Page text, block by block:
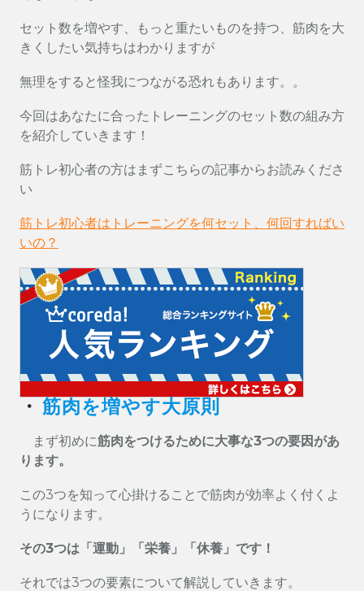
セット数を増やす、もっと重たいものを持つ、筋肉を大
きくしたい気持ちはわかりますが
無理をすると怪我につながる恐れもあります。。
今回はあなたに合ったトレーニングのセット数の組み方
を紹介していきます！
筋トレ初心者の方はまずこちらの記事からお読みくださ
い
筋トレ初心者はトレーニングを何セット、何回すればい
いの？
・ 筋肉を増やす大原則
まず初めに筋肉をつけるために大事な3つの要因があ
ります。
この3つを知って心掛けることで筋肉が効率よく付くよ
うになります。
その3つは「運動」「栄養」「休養」です！
それでは3つの要素について解説していきます。